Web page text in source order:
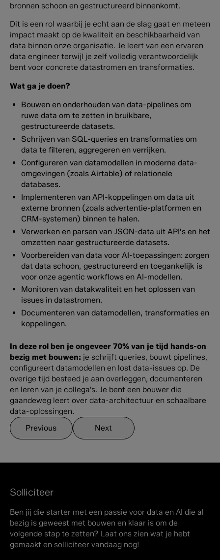
bronnen schoon en gestructureerd binnenkomt.
Dit is een rol waarbij je echt aan de slag gaat en meteen
impact maakt op de kwaliteit en beschikbaarheid van
data binnen onze organisatie. Je leert van een ervaren
data engineer terwijl je zelf volledig verantwoordelijk
bent voor concrete datastromen en transformaties.
Wat ga je doen?
Bouwen en onderhouden van data-pipelines om
ruwe data om te zetten in bruikbare,
gestructureerde datasets.
Schrijven van SQL-queries en transformaties om
data te filteren, aggregeren en verrijken.
Configureren van datamodellen in moderne data-
omgevingen (zoals Airtable) of relationele
databases.
Implementeren van API-koppelingen om data uit
externe bronnen (zoals advertentie-platformen en
CRM-systemen) binnen te halen.
Verwerken en parsen van JSON-data uit API's en het
omzetten naar gestructureerde datasets.
Voorbereiden van data voor AI-toepassingen: zorgen
dat data schoon, gestructureerd en toegankelijk is
voor onze agentic workflows en AI-modellen.
Monitoren van datakwaliteit en het oplossen van
issues in datastromen.
Documenteren van datamodellen, transformaties en
koppelingen.
In deze rol ben je ongeveer 70% van je tijd hands-on
bezig met bouwen: je schrijft queries, bouwt pipelines,
configureert datamodellen en lost data-issues op. De
overige tijd besteed je aan overleggen, documenteren
en leren van je collega's. Je bent een bouwer die
gaandeweg leert over data-architectuur en schaalbare
data-oplossingen.
Previous
Next
Solliciteer
Ben jij die starter met een passie voor data en AI die al
bezig is geweest met bouwen en klaar is om de
volgende stap te zetten? Laat ons zien wat je hebt
gemaakt en solliciteer vandaag nog!